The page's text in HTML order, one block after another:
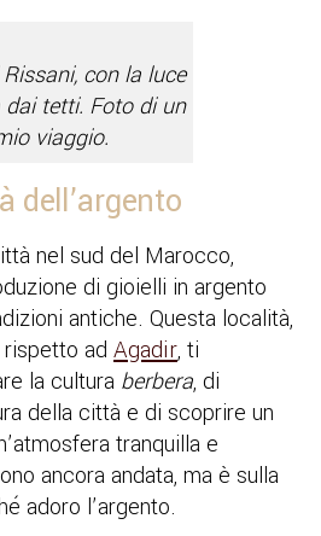
con la luce
tetti. Foto di un
viaggio.
dell’argento
nel sud del Marocco,
di gioielli in argento
antiche. Questa località,
ad Agadir, ti
la cultura berbera, di
della città e di scoprire un
tranquilla e
ancora andata, ma è sulla
adoro l’argento.